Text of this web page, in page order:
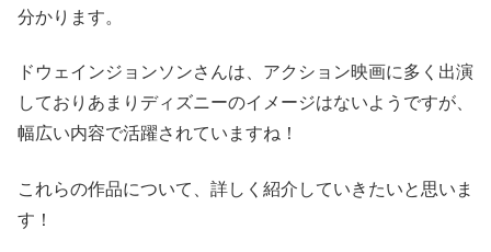
分かります。
ドウェインジョンソンさんは、アクション映画に多く出演
しておりあまりディズニーのイメージはないようですが、
幅広い内容で活躍されていますね！
これらの作品について、詳しく紹介していきたいと思いま
す！